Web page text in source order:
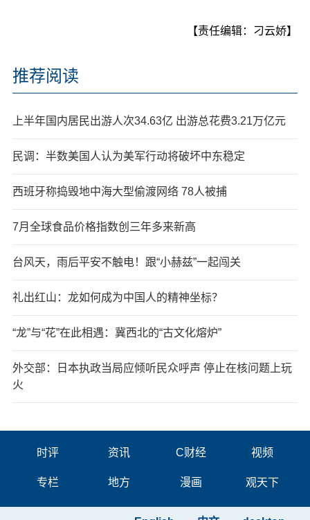
【责任编辑：刁云娇】
推荐阅读
上半年国内居民出游人次34.63亿 出游总花费3.21万亿元
民调：半数美国人认为美军行动将破坏中东稳定
西班牙称捣毁地中海大型偷渡网络 78人被捕
7月全球食品价格指数创三年多来新高
台风天，雨后平安不触电！跟“小赫兹”一起闯关
礼出红山：龙如何成为中国人的精神坐标？
“龙”与“花”在此相遇：冀西北的“古文化熔炉”
外交部：日本执政当局应倾听民众呼声 停止在核问题上玩
火
时评 资讯 C财经 视频
专栏 地方 漫画 观天下